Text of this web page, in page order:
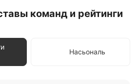
команд и рейтинги
Насьональ